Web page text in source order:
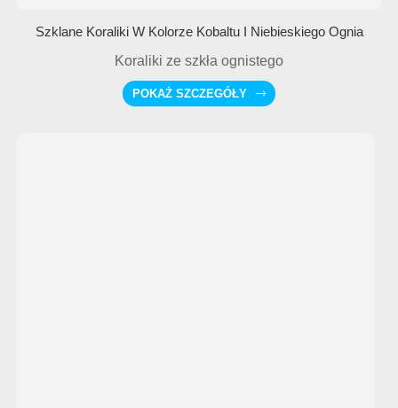
Szklane Koraliki W Kolorze Kobaltu I Niebieskiego Ognia
Koraliki ze szkła ognistego
POKAŻ SZCZEGÓŁY